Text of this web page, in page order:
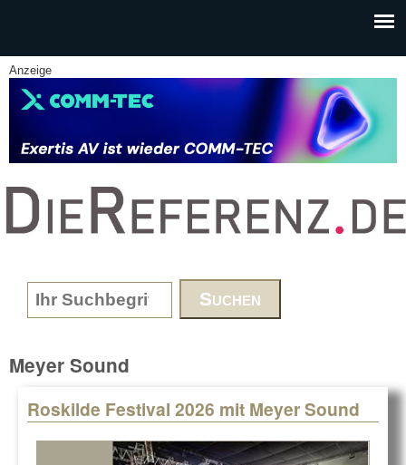
Anzeige
www.DieReferenz.de
Search form
Meyer Sound
Roskilde Festival 2026 mit Meyer Sound
Pages